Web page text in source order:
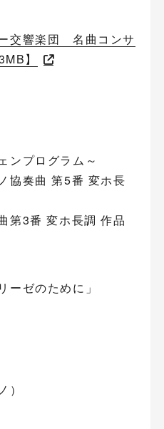
交響楽団 名曲コンサ
】
ンプログラム～
協奏曲 第5番 変ホ長
第3番 変ホ長調 作品
ーゼのために」